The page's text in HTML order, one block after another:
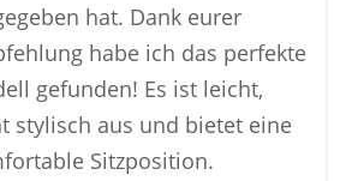
hat. Dank eurer
habe ich das perfekte
gefunden! Es ist leicht,
stylisch aus und bietet eine
Sitzposition.